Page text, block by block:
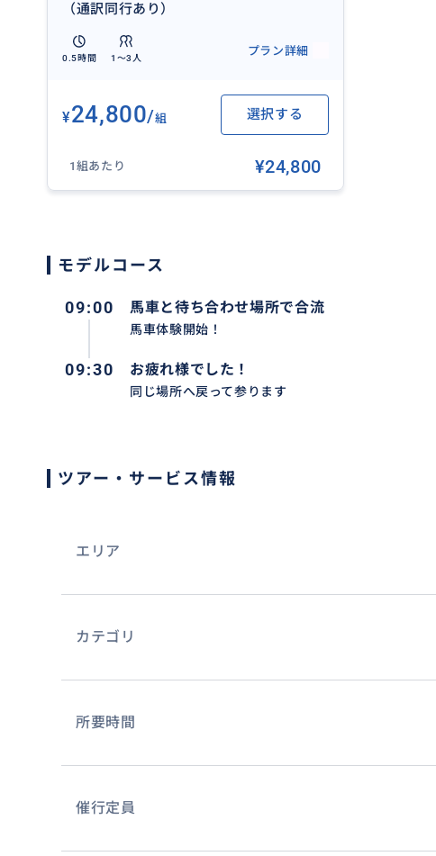
（通訳同行あり）
0.5時間 1〜3人
プラン詳細
¥24,800/組 選択する
1組あたり ¥24,800
モデルコース
09:00 馬車と待ち合わせ場所で合流
馬車体験開始！
09:30 お疲れ様でした！
同じ場所へ戻って参ります
ツアー・サービス情報
エリア
カテゴリ
所要時間
催行定員